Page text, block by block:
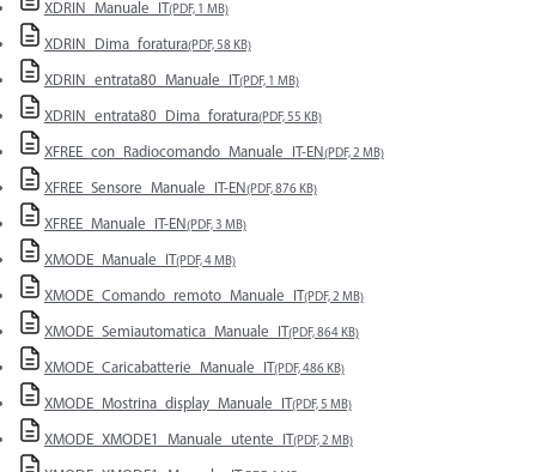
XDRIN_Manuale_IT(PDF, 1 MB)
XDRIN_Dima_foratura(PDF, 58 KB)
XDRIN_entrata80_Manuale_IT(PDF, 1 MB)
XDRIN_entrata80_Dima_foratura(PDF, 55 KB)
XFREE_con_Radiocomando_Manuale_IT-EN(PDF, 2 MB)
XFREE_Sensore_Manuale_IT-EN(PDF, 876 KB)
XFREE_Manuale_IT-EN(PDF, 3 MB)
XMODE_Manuale_IT(PDF, 4 MB)
XMODE_Comando_remoto_Manuale_IT(PDF, 2 MB)
XMODE_Semiautomatica_Manuale_IT(PDF, 864 KB)
XMODE_Caricabatterie_Manuale_IT(PDF, 486 KB)
XMODE_Mostrina_display_Manuale_IT(PDF, 5 MB)
XMODE_XMODE1_Manuale_utente_IT(PDF, 2 MB)